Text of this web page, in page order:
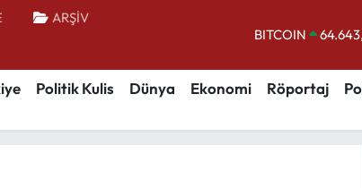
ARŞİV
BITCOIN
DOLAR
EURO
STERLİN
Politik Kulis Dünya Ekonomi Röportaj